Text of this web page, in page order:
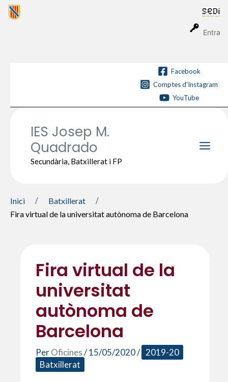
Entra
Vés
Facebook
Comptes d'Instagram
YouTube
IES Josep M.
Quadrado
Secundària, Batxillerat i FP
Inici
Batxillerat
Fira virtual de la universitat autònoma de Barcelona
Fira virtual de la
universitat
autònoma de
Barcelona
PerOficines/15/05/2020/ 2019-20
Batxillerat